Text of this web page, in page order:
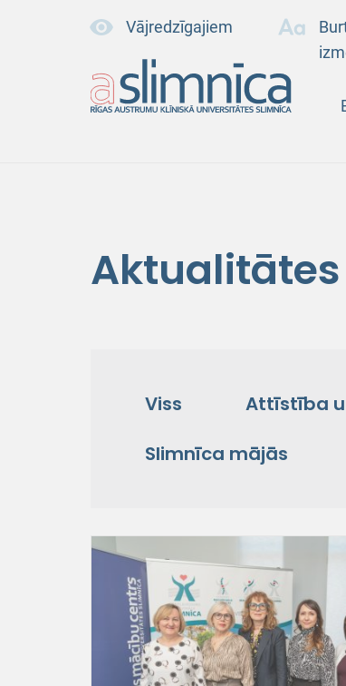
Vājredzīgajiem
Aktualitātes
Viss Attīstība
Slimnīca mājās